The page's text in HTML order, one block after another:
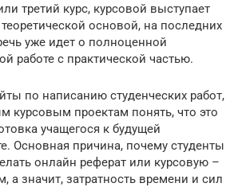
третий курс, курсовой выступает
основой, на последних
уже идет о полноценной
работе с практической частью.
по написанию студенческих работ,
курсовым проектам понять, что это
учащегося к будущей
Основная причина, почему студенты
онлайн реферат или курсовую –
а значит, затратность времени и сил